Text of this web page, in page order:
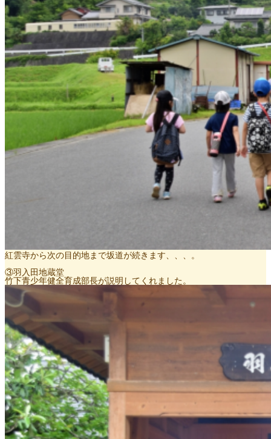
紅雲寺から次の目的地まで坂道が続きます、、、。
③羽入田地蔵堂
竹下青少年健全育成部長が説明してくれました。